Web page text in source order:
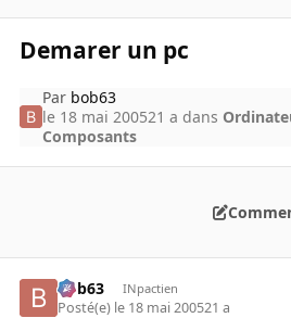
Demarer un pc
Par bob63
le 18 mai 200521 a dans
Composants
bob63 INpactien
Posté(e) le 18 mai 200521 a